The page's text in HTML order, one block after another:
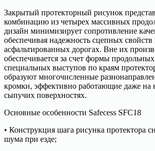
Закрытый протекторный рисунок
комбинацию из четырех массивных
дизайн минимизирует сопротивление
обеспечивая надежность сцепных свойств
асфальтированных дорогах. Вне их
обеспечивается за счет формы
специальных выступов по краям
образуют многочисленные
кромки, эффективно работающие даже на
сыпучих поверхностях.
Основные особенности Safecess SFC18
• Конструкция шага рисунка протектора
шума при езде;